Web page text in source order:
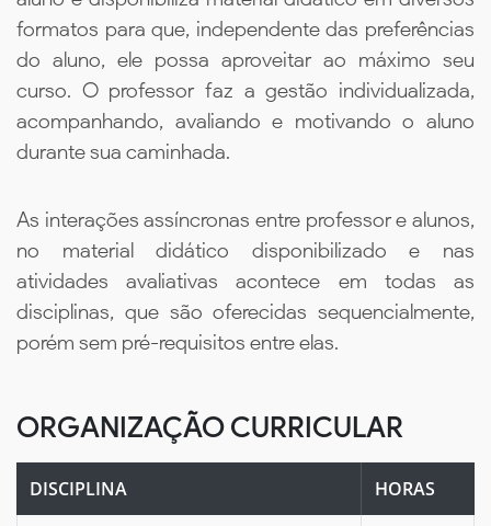
formatos para que, independente das preferências
do aluno, ele possa aproveitar ao máximo seu
curso. O professor faz a gestão individualizada,
acompanhando, avaliando e motivando o aluno
durante sua caminhada.
As interações assíncronas entre professor e alunos,
no material didático disponibilizado e nas
atividades avaliativas acontece em todas as
disciplinas, que são oferecidas sequencialmente,
porém sem pré-requisitos entre elas.
ORGANIZAÇÃO CURRICULAR
DISCIPLINA HORAS